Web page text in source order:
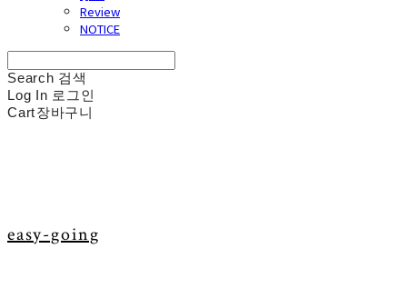
Review
NOTICE
Search 검색
Log In 로그인
Cart장바구니
easy-going